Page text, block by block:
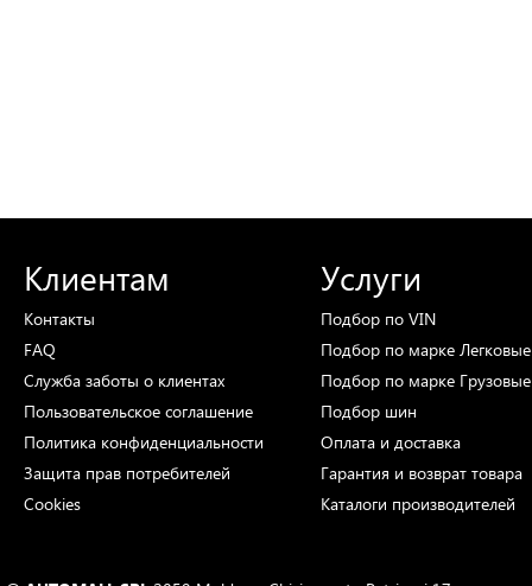
Клиентам
Контакты
FAQ
Служба заботы о клиентах
Пользовательское соглашение
Политика конфиденциальности
Защита прав потребителей
Cookies
Услуги
Подбор по VIN
Подбор по марке
Подбор по марке
Подбор шин
Оплата и доставка
Гарантия и возврат товара
Каталоги производителей